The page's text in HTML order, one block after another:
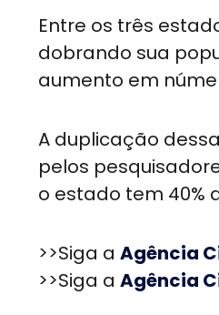
Entre os três
dobrando sua
aumento em
A duplicação
pelos
o estado tem 40%
>>Siga a Agência
>>Siga a Agência